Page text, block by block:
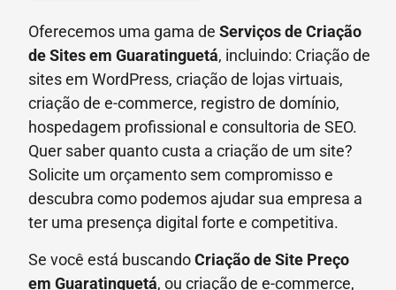
Oferecemos uma gama de Serviços de Criação
de Sites em Guaratinguetá, incluindo: Criação de
sites em WordPress, criação de lojas virtuais,
criação de e-commerce, registro de domínio,
hospedagem profissional e consultoria de SEO.
Quer saber quanto custa a criação de um site?
Solicite um orçamento sem compromisso e
descubra como podemos ajudar sua empresa a
ter uma presença digital forte e competitiva.
Se você está buscandoCriação de Site Preço
em Guaratinguetá, ou criação de e-commerce,